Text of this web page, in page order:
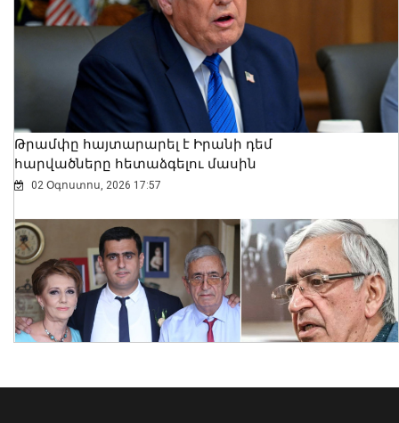
Ալեքսանդրա Քոուլը շարունակում է
բացահայտել Հայաստանը․ Մեծ
Բրիտանիայի դեսպանը հայերեն է
խոսում․ տեսանյութ
06 Օգոստոս, 2026 23:30
Թրամփը հայտարարել է Իրանի դեմ
հարվածները հետաձգելու մասին
02 Օգոստոս, 2026 17:57